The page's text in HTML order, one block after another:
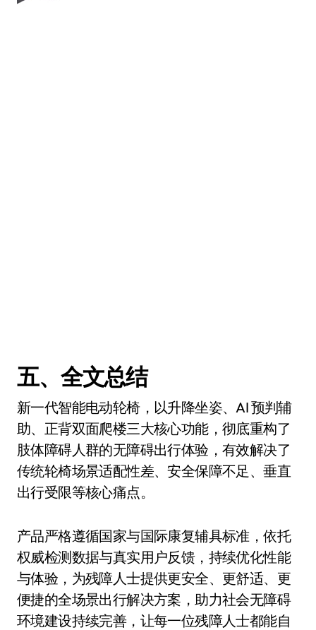
五、全文总结
新一代智能电动轮椅，以升降坐姿、AI 预判辅
助、正背双面爬楼三大核心功能，彻底重构了
肢体障碍人群的无障碍出行体验，有效解决了
传统轮椅场景适配性差、安全保障不足、垂直
出行受限等核心痛点。
产品严格遵循国家与国际康复辅具标准，依托
权威检测数据与真实用户反馈，持续优化性能
与体验，为残障人士提供更安全、更舒适、更
便捷的全场景出行解决方案，助力社会无障碍
环境建设持续完善，让每一位残障人士都能自